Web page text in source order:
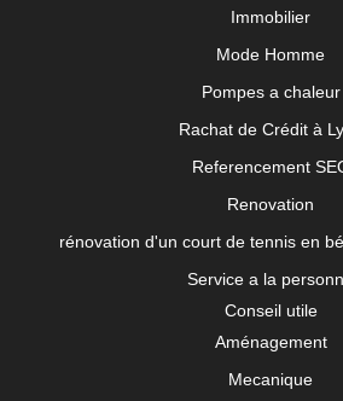
Immobilier
Mode Homme
Pompes a chaleur
Rachat de Crédit à
Referencement
Renovation
rénovation d'un court de tennis en
Service a la
Conseil utile
Aménagement
Mecanique